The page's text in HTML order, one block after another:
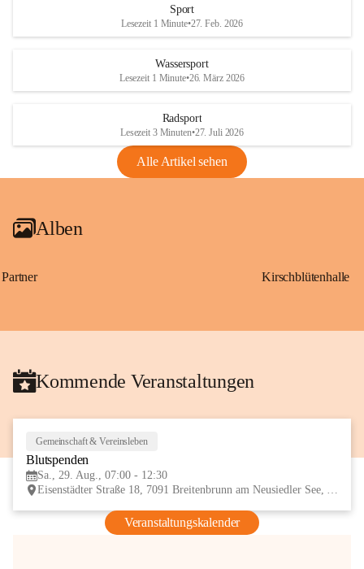
Rebe und der Amerikanischen
Anhang VBl. EU Nr. 18
1 Seite•1,4 MB
VBl. EU Nr. 18_2026
Sport
Lesezeit 1 Minute•27. Feb. 2026
Wassersport
Lesezeit 1 Minute•26. März 2026
Radsport
Lesezeit 3 Minuten•27. Juli 2026
Alle Artikel sehen
Alben
Partner Kirschblütenhalle
Kommende Veranstaltungen
Gemeinschaft & Vereinsleben
Blutspenden
Sa., 29. Aug., 07:00 - 12:30
Eisenstädter Straße 18, 7091 Breitenbrunn am Neusiedler See, AUT
Veranstaltungskalender